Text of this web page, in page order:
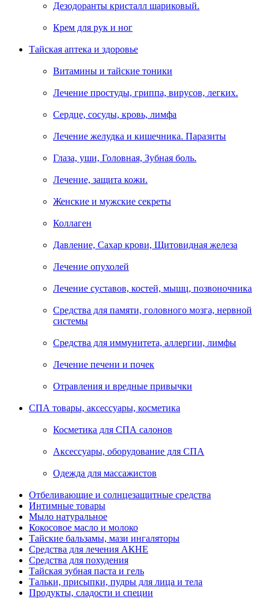
Дезодоранты кристалл шариковый.
Крем для рук и ног
Тайская аптека и здоровье
Витамины и тайские тоники
Лечение простуды, гриппа, вирусов, легких.
Сердце, сосуды, кровь, лимфа
Лечение желудка и кишечника. Паразиты
Глаза, уши, Головная, Зубная боль.
Лечение, защита кожи.
Женские и мужские секреты
Коллаген
Давление, Сахар крови, Щитовидная железа
Лечение опухолей
Лечение суставов, костей, мышц, позвоночника
Средства для памяти, головного мозга, нервной
системы
Средства для иммунитета, аллергии, лимфы
Лечение печени и почек
Отравления и вредные привычки
СПА товары, аксессуары, косметика
Косметика для СПА салонов
Аксессуары, оборудование для СПА
Одежда для массажистов
Отбеливающие и солнцезащитные средства
Интимные товары
Мыло натуральное
Кокосовое масло и молоко
Тайские бальзамы, мази ингаляторы
Средства для лечения АКНЕ
Средства для похудения
Тайская зубная паста и гель
Тальки, присыпки, пудры для лица и тела
Продукты, сладости и специи